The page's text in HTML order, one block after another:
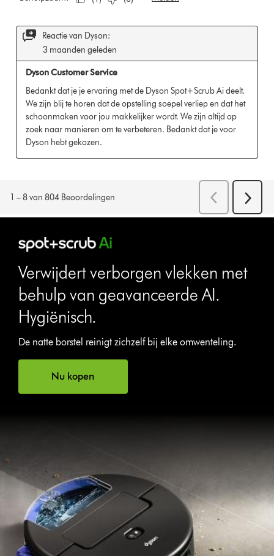
Verwijdert verborgen vlekken met
behulp van geavanceerde AI.
Hygiënisch.
De natte borstel reinigt zichzelf bij elke omwenteling.
Nu kopen